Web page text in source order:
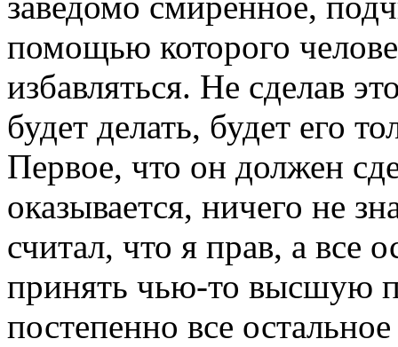
помощью которого
избавляться. Не сделав
будет делать, будет его
Первое, что он должен
оказывается, ничего не
считал, что я прав, а все
принять чью-то высшую
постепенно все